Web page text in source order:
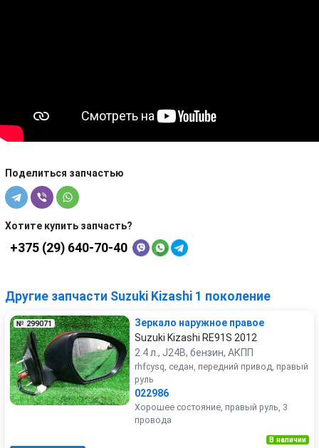
Поделиться запчастью
Хотите купить запчасть?
+375 (29) 640-70-40
Другие запчасти Suzuki Kizashi 1 поколение
№ 299071
Зеркало наружное правое
Suzuki Kizashi RE91S 2012
2.4 л., J24B, бензин, АКПП
rhfcysq, седан, передний привод, правый
руль
022986
Хорошее состояние, правый руль, 3
провода
В наличии